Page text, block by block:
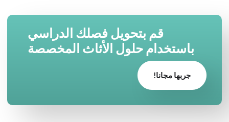
قم بتحويل فصلك الدراسي
باستخدام حلول الأثاث المخصصة
جربها مجانا!